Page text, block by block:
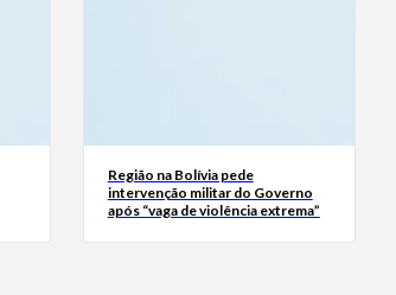
Região na Bolívia pede
intervenção militar do Governo
após “vaga de violência extrema”